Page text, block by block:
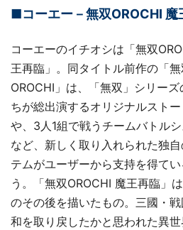
■コーエー－無双OROCHI 魔
コーエーのイチオシは「無双
王再臨」。同タイトル前作の「無
OROCHI」は、「無双」シリーズ
ちが総出演するオリジナルスト
や、3人1組で戦うチームバトル
など、新しく取り入れられた独自
テムがユーザーから支持を得て
う。「無双OROCHI 魔王再臨」
のその後を描いたもの。三國・
和を取り戻したかと思われた異